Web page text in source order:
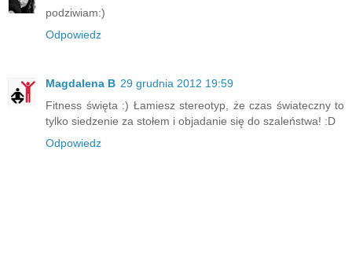
podziwiam:)
Odpowiedz
Magdalena B 29 grudnia 2012 19:59
Fitness święta :) Łamiesz stereotyp, że czas świateczny to
tylko siedzenie za stołem i objadanie się do szaleństwa! :D
Odpowiedz